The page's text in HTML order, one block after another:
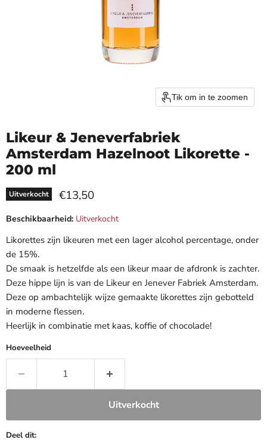
Tik om in te zoomen
Likeur & Jeneverfabriek
Amsterdam Hazelnoot Likorette -
200 ml
Uitverkocht Huidige prijs
€13,50
Beschikbaarheid: Uitverkocht
Likorettes zijn likeuren met een lager alcohol percentage, onder
de 15%.
De smaak is hetzelfde als een likeur maar de afdronk is zachter.
Deze hippe lijn is van de Likeur en Jenever Fabriek Amsterdam.
Deze op ambachtelijk wijze gemaakte likorettes zijn gebotteld
in moderne flessen.
Heerlijk in combinatie met kaas, koffie of chocolade!
Hoeveelheid
Uitverkocht
Deel dit: